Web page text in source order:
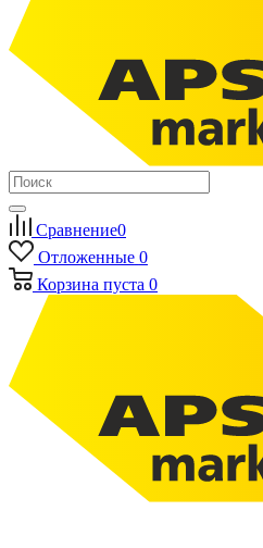
Сравнение0
Отложенные 0
Корзина пуста 0